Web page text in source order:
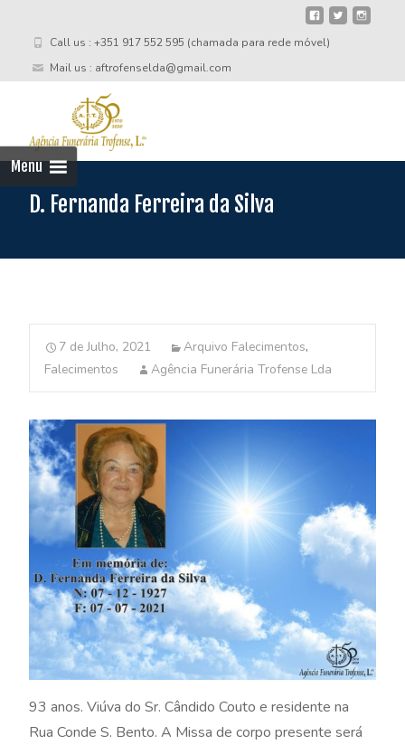
Call us : +351 917 552 595 (chamada para rede móvel)
Mail us : aftrofenselda@gmail.com
Menu
D. Fernanda Ferreira da Silva
7 de Julho, 2021 Arquivo Falecimentos,
Falecimentos
Agência Funerária Trofense Lda
93 anos. Viúva do Sr. Cândido Couto e residente na
Rua Conde S. Bento. A Missa de corpo presente será